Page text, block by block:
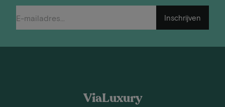
Inschrijven
ViaLuxury